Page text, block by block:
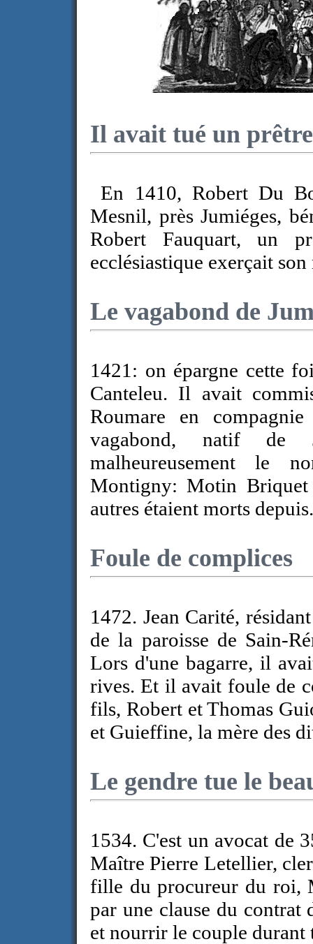
Il avait tué un prêtre
En 1410, Robert Du
Mesnil, près Jumiéges,
Robert Fauquart, un
ecclésiastique exerçait
Le vagabond de
1421: on épargne cette
Canteleu. Il avait
Roumare en
vagabond, natif de
malheureusement le
Montigny: Motin
autres étaient morts depuis.
Foule de complices
1472. Jean Carité,
de la paroisse de Sain-
Lors d'une bagarre, il
rives. Et il avait foule de
fils, Robert et Thomas
et Guieffine, la mère des
Le gendre tue le
1534. C'est un avocat de
Maître Pierre Letellier,
fille du procureur du roi,
par une clause du contrat
et nourrir le couple durant